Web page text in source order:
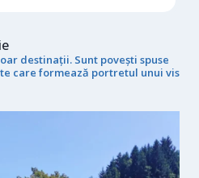
destinații. Sunt povești spuse
care formează portretul unui vis